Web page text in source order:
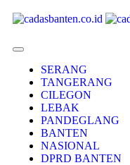
SERANG
TANGERANG
CILEGON
LEBAK
PANDEGLANG
BANTEN
NASIONAL
DPRD BANTEN